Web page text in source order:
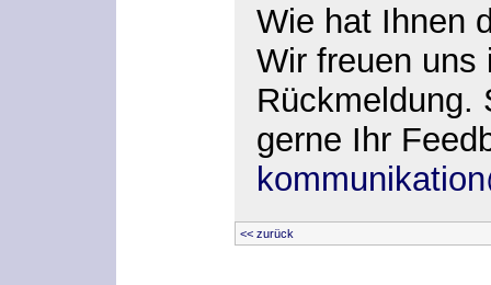
Wie hat Ihnen
Wir freuen uns
Rückmeldung.
gerne Ihr
<< zurück